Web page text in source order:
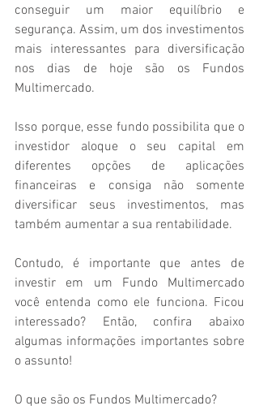
conseguir um maior equilíbrio e
segurança. Assim, um dos investimentos
mais interessantes para diversificação
nos dias de hoje são os Fundos
Multimercado.
Isso porque, esse fundo possibilita que o
investidor aloque o seu capital em
diferentes opções de aplicações
financeiras e consiga não somente
diversificar seus investimentos, mas
também aumentar a sua rentabilidade.
Contudo, é importante que antes de
investir em um Fundo Multimercado
você entenda como ele funciona. Ficou
interessado? Então, confira abaixo
algumas informações importantes sobre
o assunto!
O que são os Fundos Multimercado?